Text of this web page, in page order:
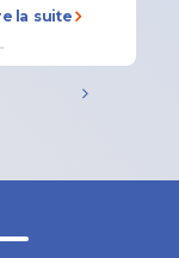
la suite